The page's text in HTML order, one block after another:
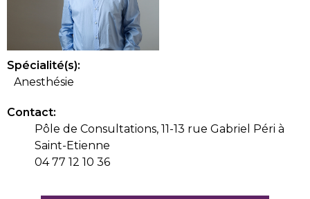
Spécialité(s):
Anesthésie
Contact:
Pôle de Consultations, 11-13 rue Gabriel Péri à
Saint-Etienne
04 77 12 10 36